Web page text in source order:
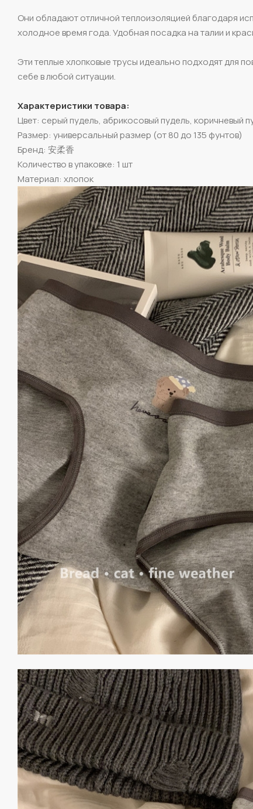
Они обладают отличной теплоизоляцией благодаря
холодное время года. Удобная посадка на талии и
Эти теплые хлопковые трусы идеально подходят для
себе в любой ситуации.
Характеристики товара:
Цвет: серый пудель, абрикосовый пудель, коричневый
Размер: универсальный размер (от 80 до 135 фунтов)
Бренд: 安柔香
Количество в упаковке: 1 шт
Материал: хлопок